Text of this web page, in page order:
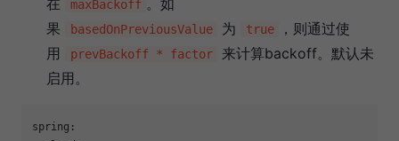
在
maxBackoff 。如
果
basedOnPreviousValue 为 true
，则通过使
用
prevBackoff * factor
来计算backoff。默认未
启用。
spring: